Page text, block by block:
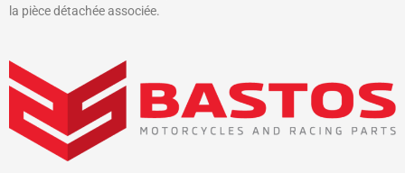
la pièce détachée associée.